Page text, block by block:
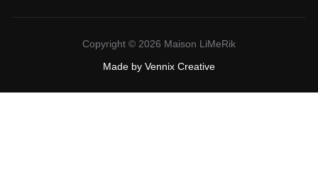
Copyright © 2026 Maison LiMeRik
Made by Vennix Creative